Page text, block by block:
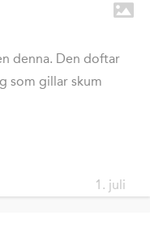
denna. Den doftar
som gillar skum
1. juli